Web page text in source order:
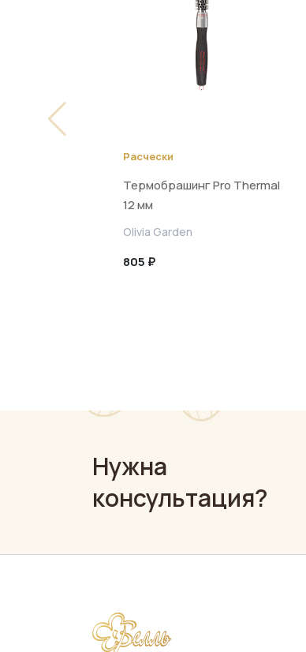
Расчески
Термобрашинг Pro Thermal
12 мм
Olivia Garden
805 ₽
Нужна
консультация?